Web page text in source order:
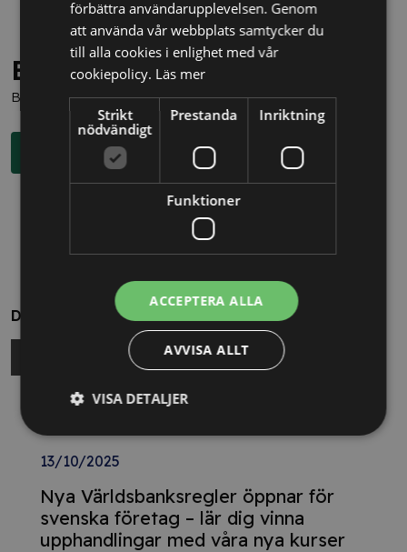
Behöver du juridisk hjälp?
Boka en kostnadsfri konsultation direkt via knappen nedan.
Boka rådgivning
Dela
13/10/2025
Nya Världsbanksregler öppnar för
svenska företag – lär dig vinna
upphandlingar med våra nya kurser
förbättra användarupplevelsen. Genom
att använda vår webbplats samtycker du
till alla cookies i enlighet med vår
cookiepolicy. Läs mer
Strikt
nödvändigt
Prestanda Inriktning
Funktioner
ACCEPTERA ALLA
AVVISA ALLT
VISA DETALJER